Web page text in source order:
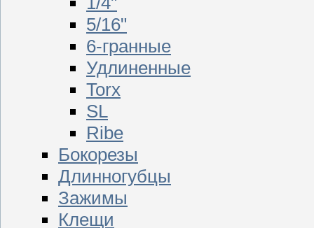
5/16"
6-гранные
Удлиненные
Torx
SL
Ribe
Бокорезы
Длинногубцы
Зажимы
Клещи